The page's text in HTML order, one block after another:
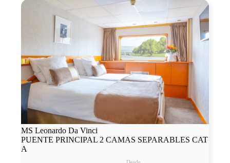
MS Leonardo Da Vinci
PUENTE PRINCIPAL 2 CAMAS SEPARABLES CAT
A